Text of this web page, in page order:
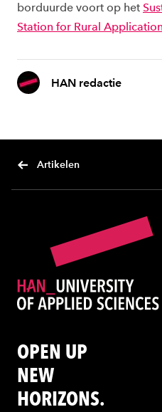
borduurde voort op het
Station for Rural
HAN redactie
Artikelen
OPEN UP
NEW
HORIZONS.